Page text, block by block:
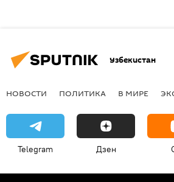
Узбекистан
НОВОСТИ ПОЛИТИКА В МИРЕ
Telegram Дзен